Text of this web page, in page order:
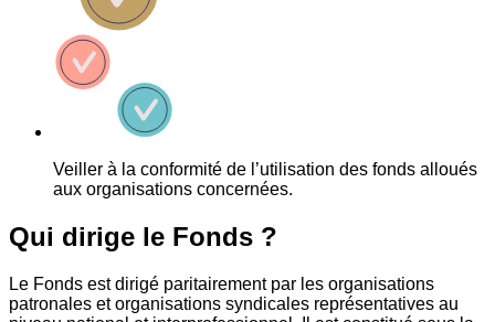
Veiller à la conformité de l’utilisation des fonds alloués
aux organisations concernées.
Qui dirige le Fonds ?
Le Fonds est dirigé paritairement par les organisations
patronales et organisations syndicales représentatives au